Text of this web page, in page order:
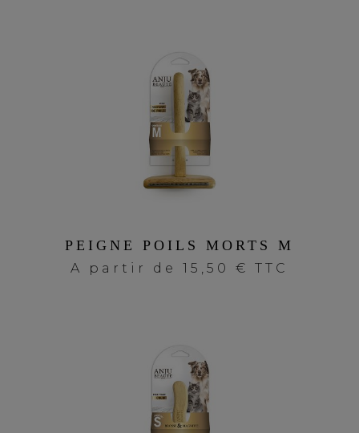
PEIGNE POILS MORTS M
A partir de 15,50 € TTC